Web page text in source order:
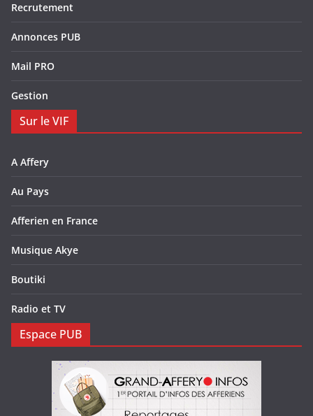
Recrutement
Annonces PUB
Mail PRO
Gestion
Sur le VIF
A Affery
Au Pays
Afferien en France
Musique Akye
Boutiki
Radio et TV
Espace PUB